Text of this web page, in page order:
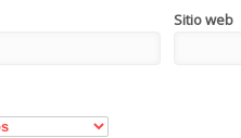
Sitio web